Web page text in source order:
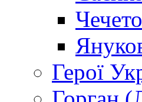
Герої